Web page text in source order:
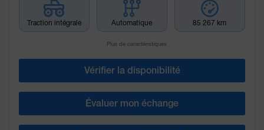
Traction intégrale Automatique 85 267 km
Plus de caractéristiques
Vérifier la disponibilité
Évaluer mon échange